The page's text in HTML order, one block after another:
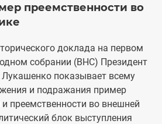
преемственности во
доклада на первом
собрании (ВНС) Президент
показывает всему
и подражания пример
преемственности во внешней
блок выступления